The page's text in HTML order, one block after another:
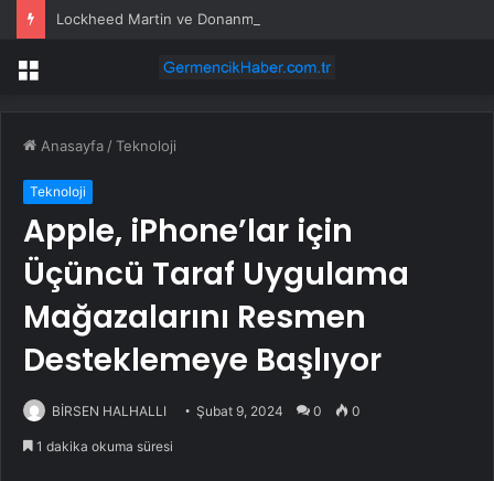
Menü
Anasayfa /Teknoloji
Teknoloji
Apple, iPhone’lar için
Üçüncü Taraf Uygulama
Mağazalarını Resmen
Desteklemeye Başlıyor
BİRSEN HALHALLI Şubat 9, 2024 0 0
1 dakika okuma süresi